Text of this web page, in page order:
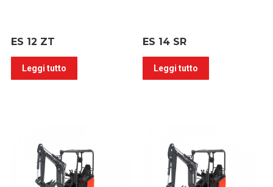
ES 12 ZT
Leggi tutto
ES 14 SR
Leggi tutto